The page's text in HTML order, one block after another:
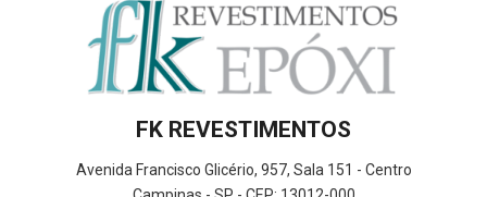
FK REVESTIMENTOS
Avenida Francisco Glicério, 957, Sala 151 - Centro